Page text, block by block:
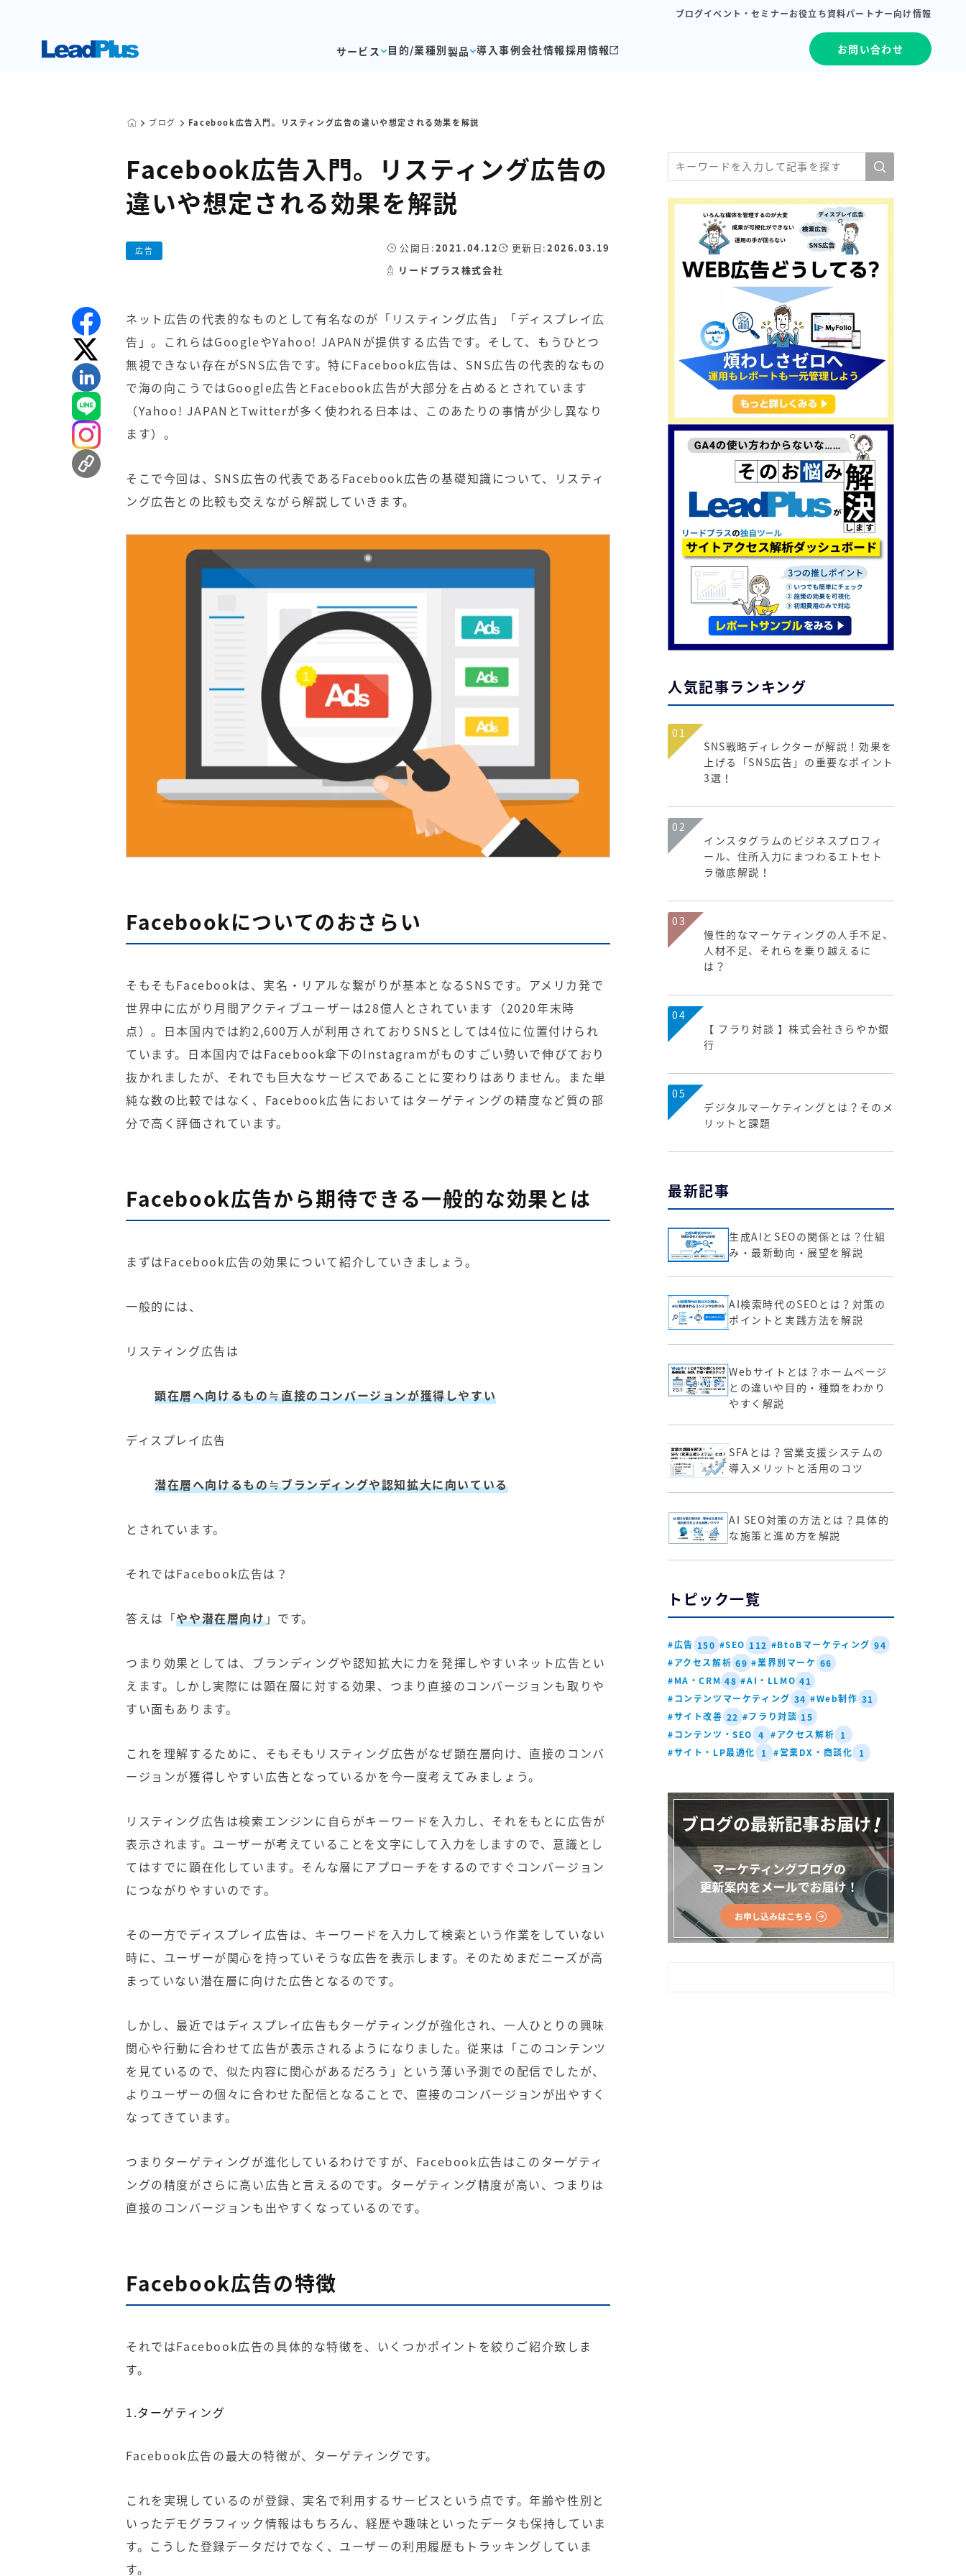
ブログイベント・セミナーお役立ち資料パートナー向け情報
サービス 目的/業種別製品 導入事例会社情報採用情報 お問い合わせ
ブログ Facebook広告入門。リスティング広告の違いや想定される効果を解説
Facebook広告入門。リスティング広告の
違いや想定される効果を解説
広告 公開日:2021.04.12 更新日:2026.03.19
リードプラス株式会社
ネット広告の代表的なものとして有名なのが「 リスティング広告 」「ディスプレイ広
告 」。これらはGoogleやYahoo! JAPANが提供する広告です。そして、もうひとつ
無視できない存在がSNS広告です。特にFacebook広告は、SNS広告の代表的なもの
で海の向こうではGoogle広告 とFacebook広告が大部分を占めるとされています
（Yahoo! JAPANとTwitterが多く使われる日本は、このあたりの事情が少し異なり
ます）。
そこで今回は、SNS広告の代表であるFacebook広告の基礎知識について、リスティ
ング広告との比較も交えながら解説していきます。
Facebookについてのおさらい
そもそもFacebookは、実名・リアルな繋がりが基本となるSNSです。アメリカ発で
世界中に広がり月間アクティブユーザーは28億人とされています（2020年末時
点）。日本国内では約2,600万人が利用されておりSNSとしては4位に位置付けられ
ています。日本国内ではFacebook傘下のInstagramがものすごい勢いで伸びており
抜かれましたが、それでも巨大なサービスであることに変わりはありません。また単
純な数の比較ではなく、Facebook広告においてはターゲティングの精度など質の部
分で高く評価されています。
Facebook広告から期待できる一般的な効果とは
まずはFacebook広告の効果について紹介していきましょう。
一般的には、
リスティング広告は
顕在層へ向けるもの≒直接のコンバージョンが獲得しやすい
ディスプレイ広告
潜在層へ向けるもの≒ブランディングや認知拡大に向いている
とされています。
それではFacebook広告は？
答えは「やや潜在層向け」です。
つまり効果としては、ブランディングや認知拡大に力を発揮しやすいネット広告とい
えます。しかし実際には顕在層に対する効果、つまり直接のコンバージョンも取りや
すい面もあります。
これを理解するために、そもそもリスティング広告がなぜ顕在層向け、直接のコンバ
ージョンが獲得しやすい広告となっているかを今一度考えてみましょう。
リスティング広告は検索エンジンに自らがキーワードを入力し、それをもとに広告が
表示されます。ユーザーが考えていることを文字にして入力をしますので、意識とし
てはすでに顕在化しています。そんな層にアプローチをするのですぐコンバージョン
につながりやすいのです。
その一方でディスプレイ広告は、キーワードを入力して検索という作業をしていない
時に、ユーザーが関心を持っていそうな広告を表示します。そのためまだニーズが高
まっていない潜在層に向けた広告となるのです。
しかし、最近ではディスプレイ広告もターゲティングが強化され、一人ひとりの興味
関心や行動に合わせて広告が表示されるようになりました。従来は「このコンテンツ
を見ているので、似た内容に関心があるだろう」という薄い予測での配信でしたが、
よりユーザーの個々に合わせた配信となることで、直接のコンバージョンが出やすく
なってきています。
つまりターゲティングが進化しているわけですが、Facebook広告はこのターゲティ
ングの精度がさらに高い広告と言えるのです。ターゲティング精度が高い、つまりは
直接のコンバージョンも出やすくなっているのです。
Facebook広告の特徴
それではFacebook広告の具体的な特徴を、いくつかポイントを絞りご紹介致しま
す。
1.ターゲティング
Facebook広告の最大の特徴が、ターゲティングです。
これを実現しているのが登録、実名で利用するサービスという点です。年齢や性別と
いったデモグラフィック情報はもちろん、経歴や趣味といったデータも保持していま
す。こうした登録データだけでなく、ユーザーの利用履歴もトラッキングしていま
す。
人気記事ランキング
01
SNS戦略ディレクターが解説！効果を
上げる「SNS広告」の重要なポイント
3選！
02
インスタグラムのビジネスプロフィ
ール、住所入力にまつわるエトセト
ラ徹底解説！
03
慢性的なマーケティングの人手不足、
人材不足、それらを乗り越えるに
は？
04
【 フラり対談 】株式会社きらやか銀
行
05
デジタルマーケティングとは？そのメ
リットと課題
最新記事
生成AIとSEOの関係とは？仕組
み・最新動向・展望を解説
AI検索時代のSEOとは？対策の
ポイントと実践方法を解説
Webサイトとは？ホームページ
との違いや目的・種類をわかり
やすく解説
SFAとは？営業支援システムの
導入メリットと活用のコツ
AI SEO対策の方法とは？具体的
な施策と進め方を解説
トピック一覧
#広告 150 #SEO 112 #BtoBマーケティング 94
#アクセス解析 69 #業界別マーケ 66
#MA・CRM 48 #AI・LLMO 41
#コンテンツマーケティング 34 #Web制作 31
#サイト改善 22 #フラり対談 15
#コンテンツ・SEO 4 #アクセス解析 1
#サイト・LP最適化
1 #営業DX・商談化 1